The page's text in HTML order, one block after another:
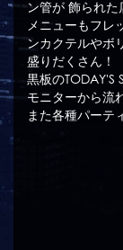
ン管が 飾られた
メニューもフレ
ンカクテルやボ
盛りだくさん！
黒板のTODAY'S
モニターから流
また各種パーテ